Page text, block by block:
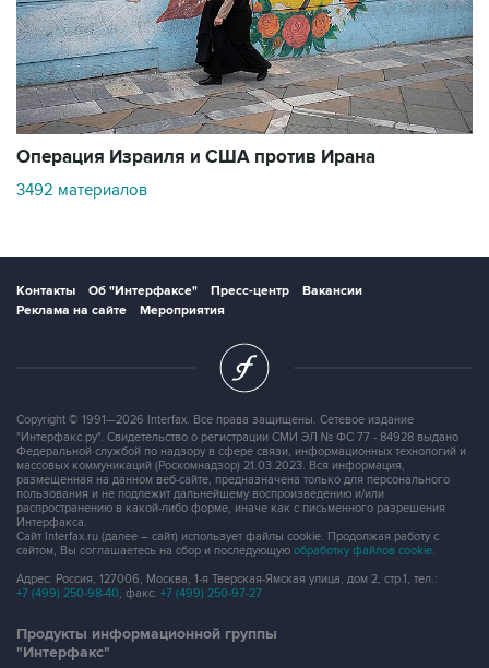
Операция Израиля и США против Ирана
3492 материалов
Контакты Об "Интерфаксе" Пресс-центр
Вакансии
Реклама на сайте
Мероприятия
Copyright © 1991—2026 Interfax. Все права защищены. Сетевое издание
"Интерфакс.ру". Свидетельство о регистрации СМИ ЭЛ № ФС 77 - 84928 выдано
Федеральной службой по надзору в сфере связи, информационных технологий и
массовых коммуникаций (Роскомнадзор) 21.03.2023. Вся информация,
размещенная на данном веб-сайте, предназначена только для персонального
пользования и не подлежит дальнейшему воспроизведению и/или
распространению в какой-либо форме, иначе как с письменного разрешения
Интерфакса.
Сайт Interfax.ru (далее – сайт) использует файлы cookie. Продолжая работу с
сайтом, Вы соглашаетесь на сбор и последующую обработку файлов cookie.
Адрес: Россия, 127006, Москва, 1-я Тверская-Ямская улица, дом 2, стр.1, тел.:
+7 (499) 250-98-40, факс: +7 (499) 250-97-27
Продукты информационной группы
"Интерфакс"